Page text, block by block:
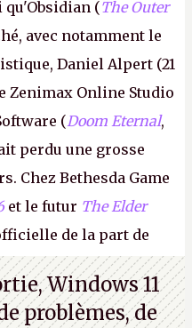
(The Outer
avec notamment le
Daniel Alpert (21
Zenimax Online Studio
(Doom Eternal,
perdu une grosse
Chez Bethesda Game
et le futur The Elder
de la part de
employés confirme
A.
Windows 11
problèmes, de